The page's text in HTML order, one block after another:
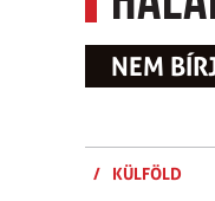
NEM
/ KÜLFÖLD